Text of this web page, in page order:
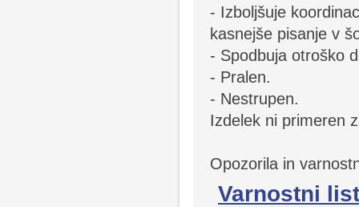
- Izboljšuje
kasnejše pisanje v
- Spodbuja otroško
- Pralen.
- Nestrupen.
Izdelek ni primeren
Opozorila in
Varnostni list